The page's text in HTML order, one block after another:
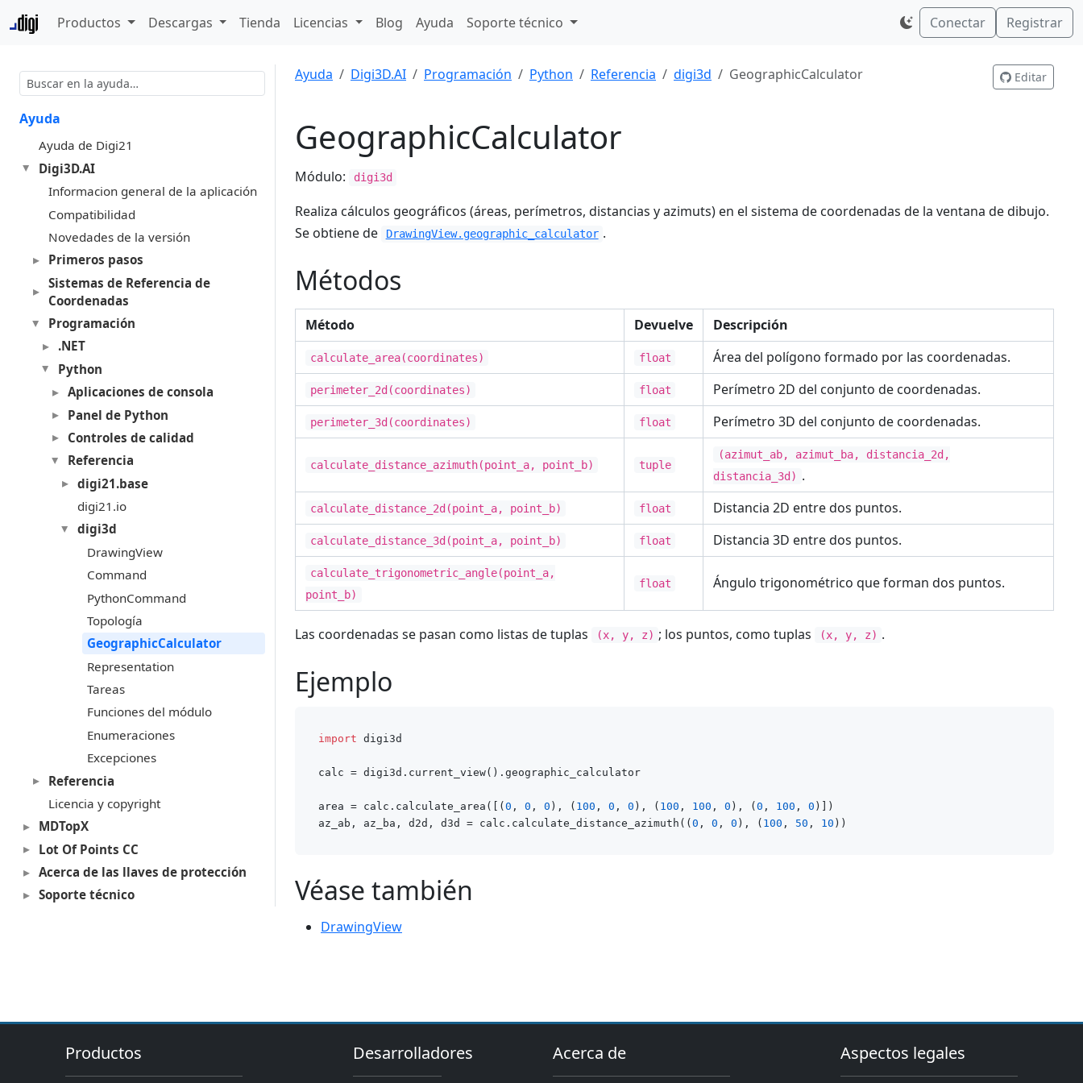
Productos Descargas Tienda Licencias Blog Ayuda Soporte técnico Conectar Registrar
Ayuda
Ayuda de Digi21
Digi3D.AI
Informacion general de la aplicación
Compatibilidad
Novedades de la versión
Primeros pasos
Sistemas de Referencia de
Coordenadas
Programación
.NET
Python
Aplicaciones de consola
Panel de Python
Controles de calidad
Referencia
digi21.base
digi21.io
digi3d
DrawingView
Command
PythonCommand
Topología
GeographicCalculator
Representation
Tareas
Funciones del módulo
Enumeraciones
Excepciones
Referencia
Licencia y copyright
MDTopX
Lot Of Points CC
Acerca de las llaves de protección
Soporte técnico
Ayuda Digi3D.AI Programación Python Referencia digi3d GeographicCalculator Editar
GeographicCalculator
Módulo: digi3d
Realiza cálculos geográficos (áreas, perímetros, distancias y azimuts) en el sistema de coordenadas de la ventana de dibujo.
Se obtiene de
DrawingView.geographic_calculator .
Métodos
Método Devuelve Descripción
calculate_area(coordinates) float Área del polígono formado por las coordenadas.
perimeter_2d(coordinates) float Perímetro 2D del conjunto de coordenadas.
perimeter_3d(coordinates) float Perímetro 3D del conjunto de coordenadas.
calculate_distance_azimuth(point_a, point_b) tuple
(azimut_ab, azimut_ba, distancia_2d,
distancia_3d) .
calculate_distance_2d(point_a, point_b) float Distancia 2D entre dos puntos.
calculate_distance_3d(point_a, point_b) float Distancia 3D entre dos puntos.
calculate_trigonometric_angle(point_a,
point_b)
float Ángulo trigonométrico que forman dos puntos.
Las coordenadas se pasan como listas de tuplas (x, y, z) ; los puntos, como tuplas (x, y, z) .
Ejemplo
import digi3d
calc = digi3d.current_view().geographic_calculator
area = calc.calculate_area([( 0 , 0 , 0 ), ( 100 , 0 , 0 ), ( 100 , 100 , 0 ), ( 0 , 100 , 0 )])
az_ab, az_ba, d2d, d3d = calc.calculate_distance_azimuth(( 0 , 0 , 0 ), ( 100 , 50 , 10
Véase también
DrawingView
Productos Desarrolladores Acerca de Aspectos legales